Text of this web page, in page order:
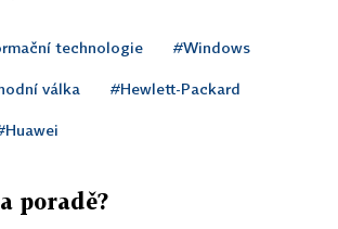
technologie #Windows
válka #Hewlett-Packard
poradě?